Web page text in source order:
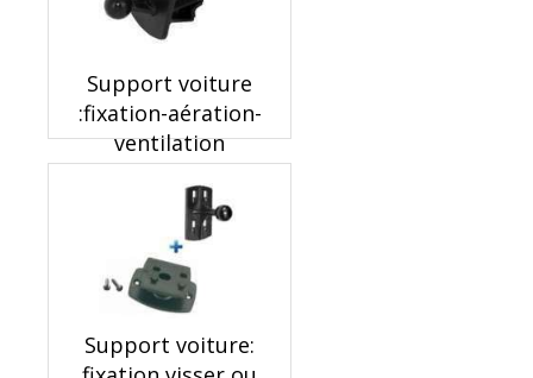
Support voiture
:fixation-aération-
ventilation
Support voiture: